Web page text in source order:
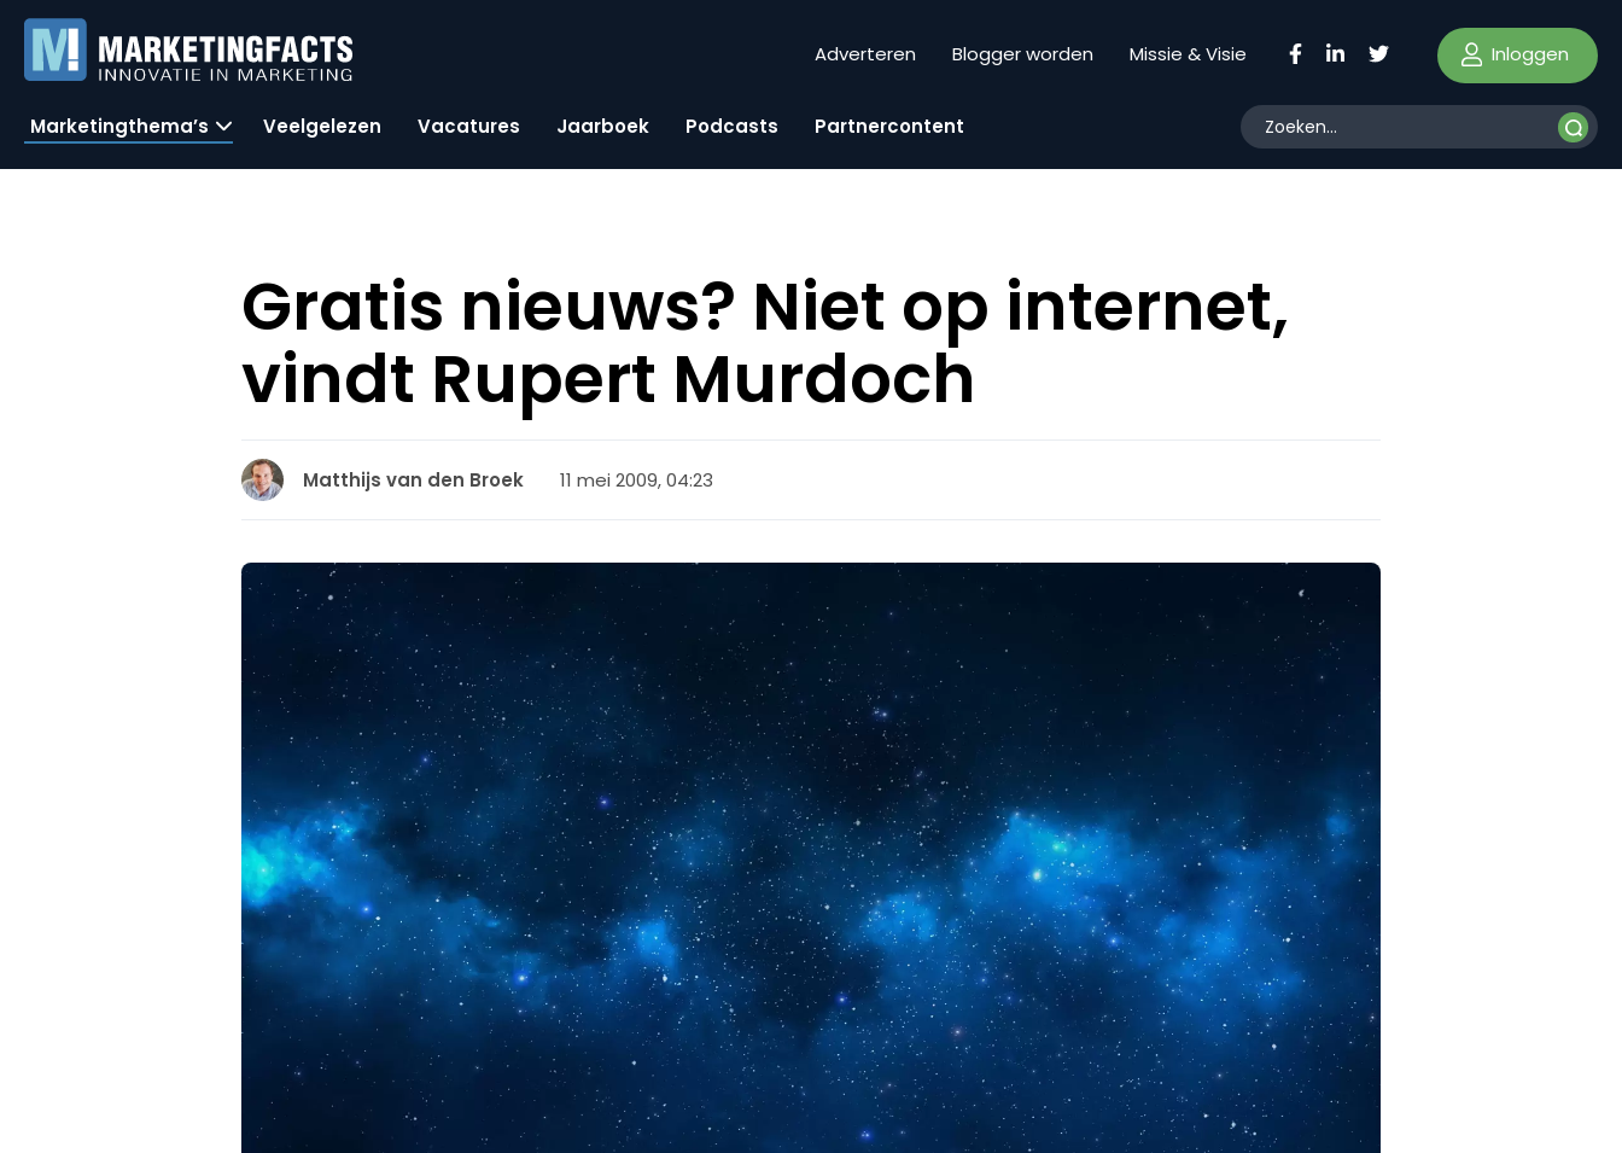
Adverteren Blogger worden Missie & Visie Inloggen
Marketingthema’s Veelgelezen Vacatures Jaarboek Podcasts Partnercontent
Gratis nieuws? Niet op internet,
vindt Rupert Murdoch
Matthijs van den Broek 11 mei 2009, 04:23